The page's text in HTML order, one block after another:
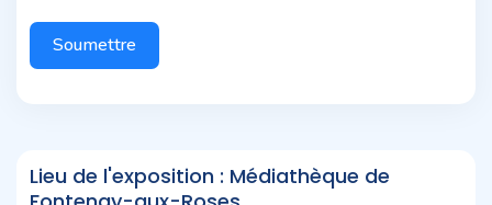
Soumettre
Lieu de l'exposition : Médiathèque de